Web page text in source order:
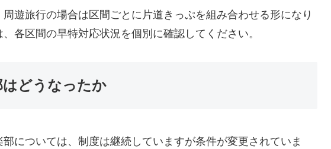
遊旅行の場合は区間ごとに片道きっぷを組み合わせる形になり
各区間の早特対応状況を個別に確認してください。
どうなったか
については、制度は継続していますが条件が変更されていま